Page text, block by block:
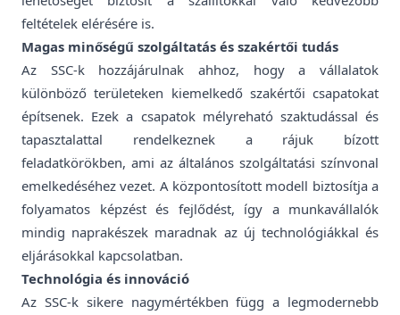
feltételek elérésére is.
Magas minőségű szolgáltatás és szakértői tudás
Az SSC-k hozzájárulnak ahhoz, hogy a vállalatok
különböző területeken kiemelkedő szakértői csapatokat
építsenek. Ezek a csapatok mélyreható szaktudással és
tapasztalattal rendelkeznek a rájuk bízott
feladatkörökben, ami az általános szolgáltatási színvonal
emelkedéséhez vezet. A központosított modell biztosítja a
folyamatos képzést és fejlődést, így a munkavállalók
mindig naprakészek maradnak az új technológiákkal és
eljárásokkal kapcsolatban.
Technológia és innováció
Az SSC-k sikere nagymértékben függ a legmodernebb